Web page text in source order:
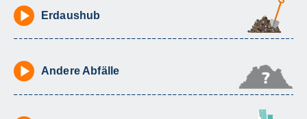
Erdaushub
Andere Abfälle